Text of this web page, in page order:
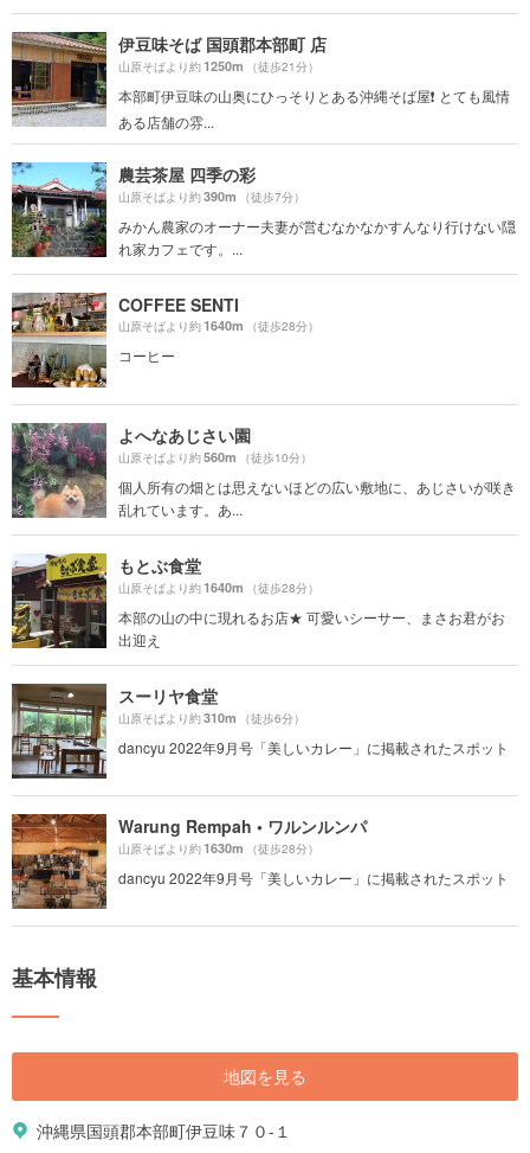
伊豆味そば 国頭郡本部町 店
山原そばより約1250m （徒歩21分）
本部町伊豆味の山奥にひっそりとある沖縄そば屋❗️ とても風情
ある店舗の雰...
農芸茶屋 四季の彩
山原そばより約390m （徒歩7分）
みかん農家のオーナー夫妻が営むなかなかすんなり行けない隠
れ家カフェです。...
COFFEE SENTI
山原そばより約1640m （徒歩28分）
コーヒー
よへなあじさい園
山原そばより約560m （徒歩10分）
個人所有の畑とは思えないほどの広い敷地に、あじさいが咲き
乱れています。あ...
もとぶ食堂
山原そばより約1640m （徒歩28分）
本部の山の中に現れるお店★ 可愛いシーサー、まさお君がお
出迎え
スーリヤ食堂
山原そばより約310m （徒歩6分）
dancyu 2022年9月号「美しいカレー」に掲載されたスポット
Warung Rempah • ワルンルンパ
山原そばより約1630m （徒歩28分）
dancyu 2022年9月号「美しいカレー」に掲載されたスポット
基本情報
地図を見る
沖縄県国頭郡本部町伊豆味７０-１